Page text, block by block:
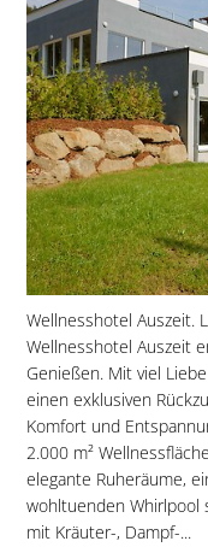
Wellnesshotel Auszeit.
Wellnesshotel Auszeit
Genießen. Mit viel
einen exklusiven
Komfort und
2.000 m²
elegante Ruheräume,
wohltuenden Whirlpool
mit Kräuter-, Dampf-...